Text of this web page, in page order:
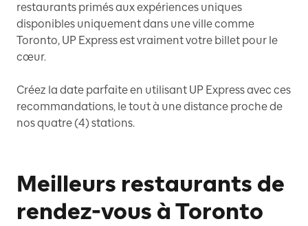
restaurants primés aux expériences uniques
disponibles uniquement dans une ville comme
Toronto, UP Express est vraiment votre billet pour le
cœur.
Créez la date parfaite en utilisant UP Express avec ces
recommandations, le tout à une distance proche de
nos quatre (4) stations.
Meilleurs restaurants de
rendez-vous à Toronto